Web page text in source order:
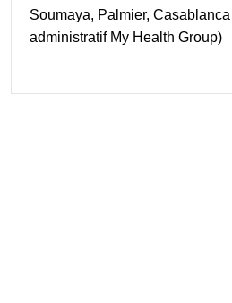
Soumaya, Palmier,
administratif My Health Group)